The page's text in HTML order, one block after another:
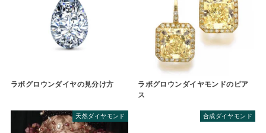
ラボグロウンダイヤの見分け方
ラボグロウンダイヤモンドのピア
ス
天然ダイヤモンド 合成ダイヤモンド